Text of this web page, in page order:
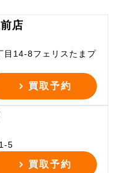
店
目14-8フェリスたまプ
買取予約
5
買取予約